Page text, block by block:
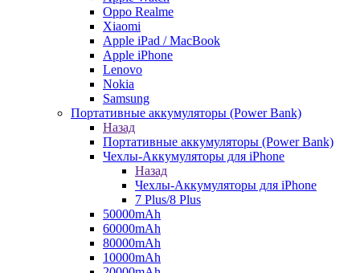
Oppo Realme
Xiaomi
Apple iPad / MacBook
Apple iPhone
Lenovo
Nokia
Samsung
Портативные аккумуляторы (Power Bank)
Назад
Портативные аккумуляторы (Power Bank)
Чехлы-Аккумуляторы для iPhone
Назад
Чехлы-Аккумуляторы для iPhone
7 Plus/8 Plus
50000mAh
60000mAh
80000mAh
10000mAh